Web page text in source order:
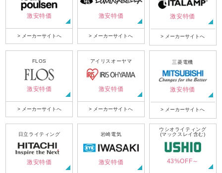
激安特価
> メーカーサイトへ
激安特価
> メーカーサイトへ
激安特価
> メーカーサイトへ
FLOS
激安特価
> メーカーサイトへ
アイリスオーヤマ
激安特価
> メーカーサイトへ
三菱電機
激安特価
> メーカーサイトへ
日立ライティング
激安特価
岩崎電気
激安特価
ウシオライティング
(マックスレイ含む)
43%OFF～